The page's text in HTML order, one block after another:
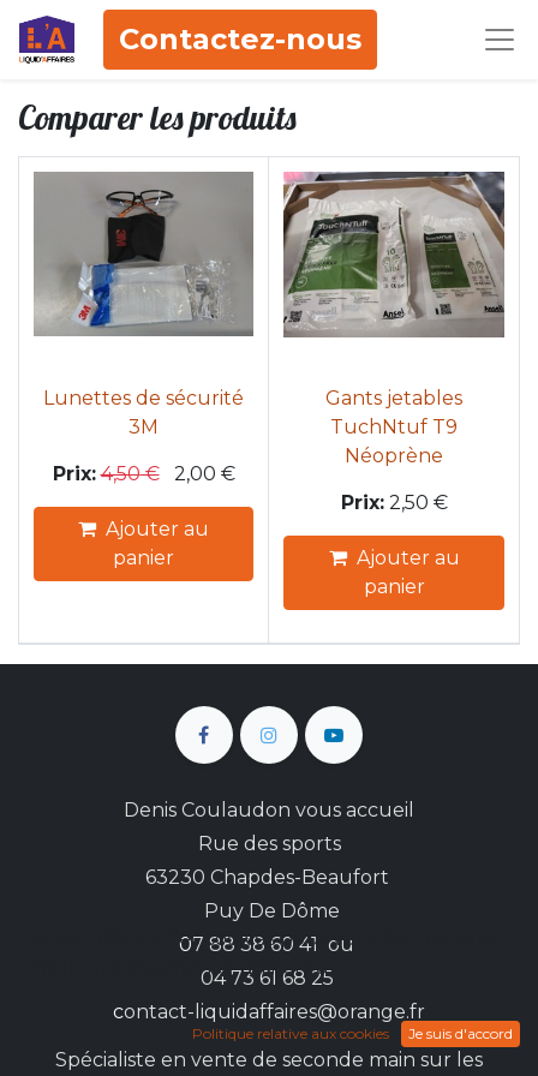
Contactez-nous
Comparer les produits
Lunettes de sécurité
3M
Prix: 4,50€ 2,00 €
Ajouter au
panier
Gants jetables
TuchNtuf T9
Néoprène
Prix: 2,50 €
Ajouter au
panier
Denis Coulaudon vous accueil
Rue des sports
63230 Chapdes-Beaufort
Puy De Dôme
07 88 38 60 41 ou
04 73 61 68 25
contact-liquidaffaires@orange.fr
Spécialiste en vente de seconde main sur les
Nous utilisons des cookies pour vous fournir une
meilleure expérience utilisateur.
Politique relative aux cookies Je suis d'accord